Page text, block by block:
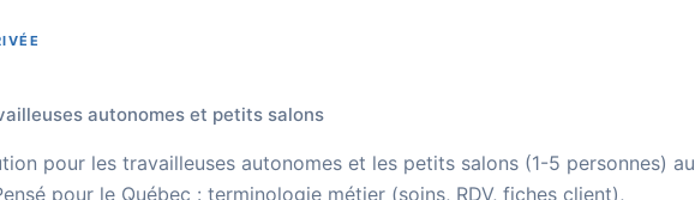
autonomes et petits salons
pour les travailleuses autonomes et les petits salons (1-5 personnes) au
pour le Québec : terminologie métier (soins, RDV, fiches client),